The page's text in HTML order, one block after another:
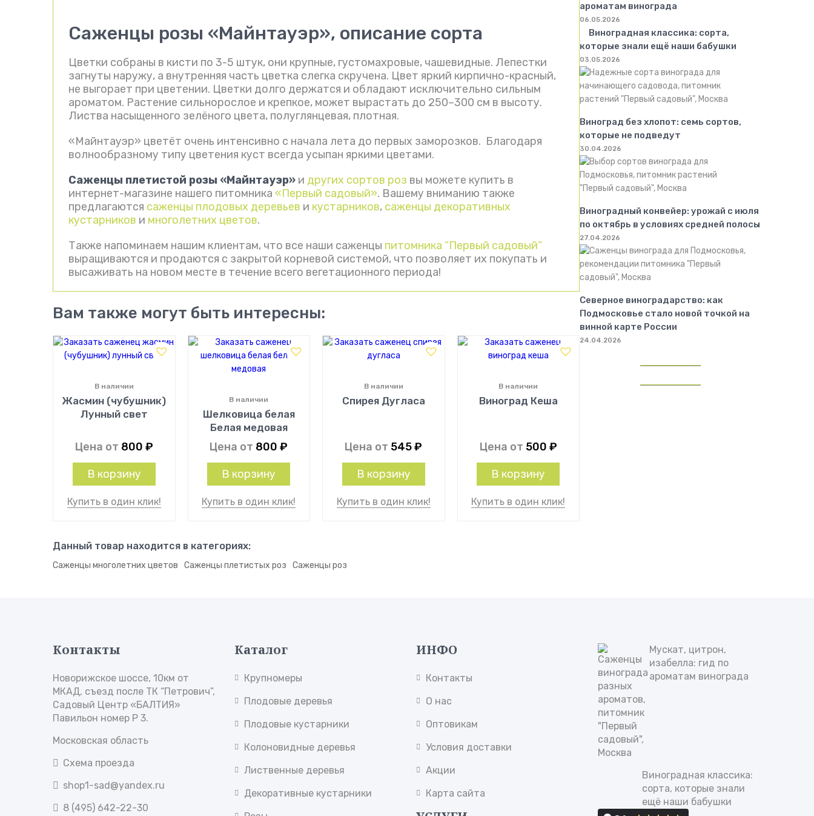
Саженцы розы «Майнтауэр», описание сорта
Цветки собраны в кисти по 3-5 штук, они крупные, густомахровые, чашевидные. Лепестки
загнуты наружу, а внутренняя часть цветка слегка скручена. Цвет яркий кирпично-красный,
не выгорает при цветении. Цветки долго держатся и обладают исключительно сильным
ароматом. Растение сильнорослое и крепкое, может вырастать до 250–300 см в высоту.
Листва насыщенного зелёного цвета, полуглянцевая, плотная.
«Майнтауэр» цветёт очень интенсивно с начала лета до первых заморозков. Благодаря
волнообразному типу цветения куст всегда усыпан яркими цветами.
Саженцы плетистой розы «Майнтауэр» и других сортов роз вы можете купить в
интернет-магазине нашего питомника «Первый садовый». Вашему вниманию также
предлагаются саженцы плодовых деревьев и кустарников, саженцы декоративных
кустарников и многолетних цветов.
Также напоминаем нашим клиентам, что все наши саженцы питомника “Первый садовый”
выращиваются и продаются с закрытой корневой системой, что позволяет их покупать и
высаживать на новом месте в течение всего вегетационного периода!
Вам также могут быть интересны:
Жасмин (чубушник)
Лунный свет
В наличии
Цена от 800 ₽
В корзину
Купить в один клик!
Шелковица белая
Белая медовая
В наличии
Цена от 800₽
В корзину
Купить в один клик!
Спирея Дугласа
В наличии
Цена от 545₽
В корзину
Купить в один клик!
Виноград Кеша
В наличии
Цена от 500 ₽
В корзину
Купить в один клик!
Данный товар находится в категориях:
Саженцы многолетних цветов Саженцы плетистых роз Саженцы роз
ароматам винограда
06.05.2026
Виноградная классика: сорта,
которые знали ещё наши бабушки
03.05.2026
Виноград без хлопот: семь сортов,
которые не подведут
30.04.2026
Виноградный конвейер: урожай с июля
по октябрь в условиях средней полосы
27.04.2026
Северное виноградарство: как
Подмосковье стало новой точкой на
винной карте России
24.04.2026
Контакты
Новорижское шоссе, 10км от
МКАД, съезд после ТК “Петрович”,
Садовый Центр «БАЛТИЯ»
Павильон номер Р 3.
Московская область
Схема проезда
shop1-sad@yandex.ru
8 (495) 642-22-30
Каталог
Крупномеры
Плодовые деревья
Плодовые кустарники
Колоновидные деревья
Лиственные деревья
Декоративные кустарники
ИНФО
Контакты
О нас
Оптовикам
Условия доставки
Акции
Карта сайта
Мускат, цитрон,
изабелла: гид по
ароматам винограда
Виноградная классика:
сорта, которые знали
ещё наши бабушки